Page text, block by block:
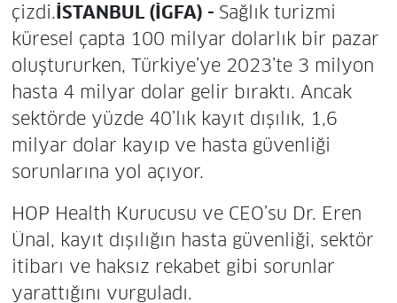
çizdi.İSTANBUL (İGFA) - Sağlık turizmi
küresel çapta 100 milyar dolarlık bir pazar
oluştururken, Türkiye’ye 2023’te 3 milyon
hasta 4 milyar dolar gelir bıraktı. Ancak
sektörde yüzde 40’lık kayıt dışılık, 1,6
milyar dolar kayıp ve hasta güvenliği
sorunlarına yol açıyor.
HOP Health Kurucusu ve CEO’su Dr. Eren
Ünal, kayıt dışılığın hasta güvenliği, sektör
itibarı ve haksız rekabet gibi sorunlar
yarattığını vurguladı.